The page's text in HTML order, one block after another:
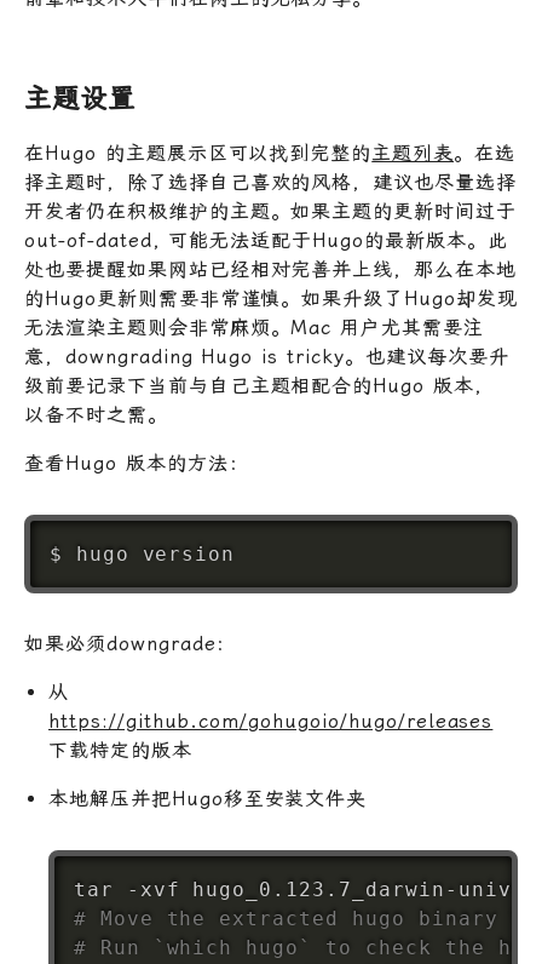
主题设置
在Hugo 的主题展示区可以找到完整的主题列表。在选
择主题时，除了选择自己喜欢的风格，建议也尽量选择
开发者仍在积极维护的主题。如果主题的更新时间过于
out-of-dated, 可能无法适配于Hugo的最新版本。此
处也要提醒如果网站已经相对完善并上线，那么在本地
的Hugo更新则需要非常谨慎。如果升级了Hugo却发现
无法渲染主题则会非常麻烦。Mac 用户尤其需要注
意，downgrading Hugo is tricky。也建议每次要升
级前要记录下当前与自己主题相配合的Hugo 版本，
以备不时之需。
查看Hugo 版本的方法：
如果必须downgrade：
从
https://github.com/gohugoio/hugo/releases
下载特定的版本
本地解压并把Hugo移至安装文件夹
tar
# Move the extracted hugo binary
# Run `which hugo` to check the